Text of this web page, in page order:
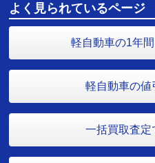
よく見られているページ
軽自動車の1年
軽自動車の値
一括買取査定